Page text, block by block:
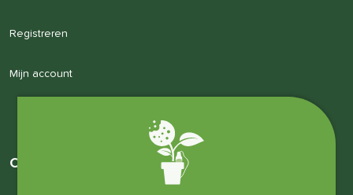
Registreren
Mijn account
Over ons